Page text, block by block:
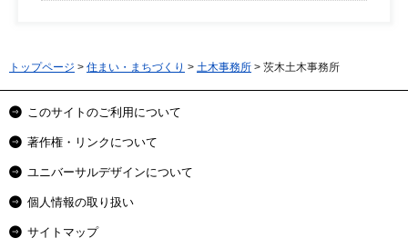
トップページ > 住まい・まちづくり > 土木事務所 > 茨木土木事務所
このサイトのご利用について
著作権・リンクについて
ユニバーサルデザインについて
個人情報の取り扱い
サイトマップ